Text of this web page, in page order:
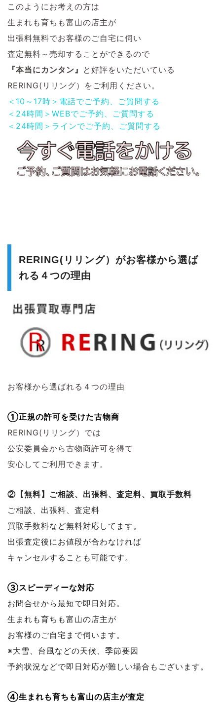
このようにお考えの方は
生まれも育ちも富山の店主が
出張料無料でお客様のご自宅に伺い
査定無料～売却することができるので
『本当にカンタン』 と好評をいただいている
RERING(リリング）をご利用ください。
＜10～17時＞電話でご予約、ご質問する
＜24時間＞WEBでご予約、ご質問する
＜24時間＞ラインでご予約、ご質問する
RERING(リリング）がお客様から選ば
れる４つの理由
お客様から選ばれる４つの理由
①正規の許可を受けた古物商
RERING(リリング）では
公安委員会から古物商許可を得て
安心してご利用できます。
②【無料】ご相談、出張料、査定料、買取手数料
ご相談、出張料、査定料
買取手数料など無料対応してます。
出張査定後にお値段が合わなければ
キャンセルすることも可能です。
③スピーディーな対応
お問合せから最短で即日対応。
生まれも育ちも富山の店主が
お客様のご自宅まで伺います。
※大雪、台風などの天候、季節要因
予約状況などで即日対応が難しい場合もございます。
④生まれも育ちも富山の店主が査定